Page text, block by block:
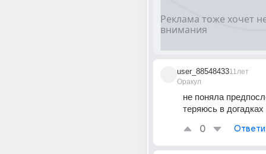
user_88548433
Оракул
11лет
не поняла
теряюсь в догадках
0